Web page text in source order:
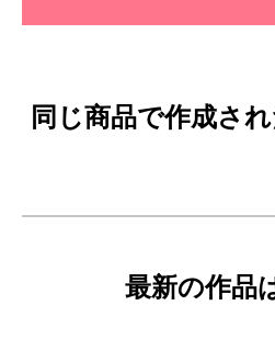
同じ商品で作成さ
最新の作品